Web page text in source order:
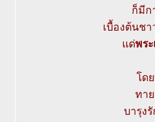
ก็มีก
เบื้องต้นช
แด่พร
โด
ทา
บารุง